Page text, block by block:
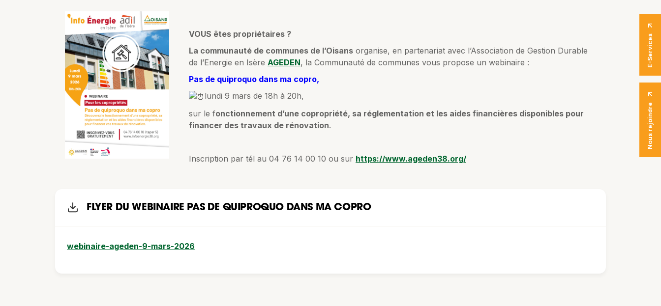
E-Services
Nous rejoindre
VOUS êtes propriétaires ?
La communauté de communes de l’Oisans organise, en partenariat avec l’Association de Gestion Durable
de l’Energie en Isère AGEDEN, la Communauté de communes vous propose un webinaire :
Pas de quiproquo dans ma copro,
lundi 9 mars de 18h à 20h,
sur le fonctionnement d’une copropriété, sa réglementation et les aides financières disponibles pour
financer des travaux de rénovation.
Inscription par tél au 04 76 14 00 10 ou sur https://www.ageden38.org/
FLYER DU WEBINAIRE PAS DE QUIPROQUO DANS MA COPRO
webinaire-ageden-9-mars-2026